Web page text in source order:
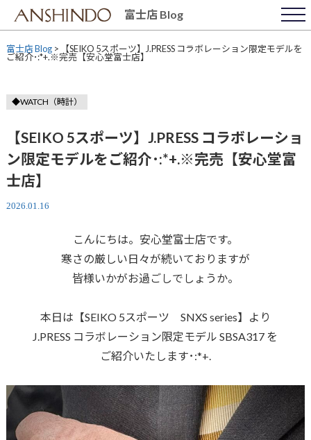
content
富士店 Blog
富士店 Blog> 【SEIKO 5スポーツ】J.PRESS コラボレーション限定モデルを
ご紹介･:*+.※完売【安心堂富士店】
◆WATCH（時計）
【SEIKO 5スポーツ】J.PRESS コラボレーショ
ン限定モデルをご紹介･:*+.※完売【安心堂富
士店】
2026.01.16
こんにちは。安心堂富士店です。
寒さの厳しい日々が続いておりますが
皆様いかがお過ごしでしょうか。
本日は【SEIKO 5スポーツ SNXS series】より
J.PRESS コラボレーション限定モデル SBSA317 を
ご紹介いたします･:*+.